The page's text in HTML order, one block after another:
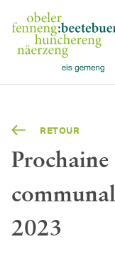
RETOUR
Prochaine
2023